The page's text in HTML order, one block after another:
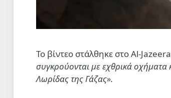
Το βίντεο στάλθηκε στο Al-
συγκρούονται με εχθρικά οχήματα
Λωρίδας της Γάζας».